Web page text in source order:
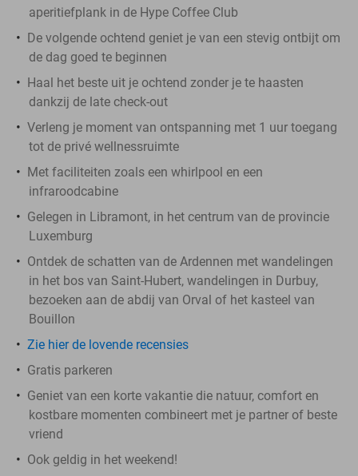
aperitiefplank in de Hype Coffee Club
De volgende ochtend geniet je van een stevig ontbijt om
de dag goed te beginnen
Haal het beste uit je ochtend zonder je te haasten
dankzij de late check-out
Verleng je moment van ontspanning met 1 uur toegang
tot de privé wellnessruimte
Met faciliteiten zoals een whirlpool en een
infraroodcabine
Gelegen in Libramont, in het centrum van de provincie
Luxemburg
Ontdek de schatten van de Ardennen met wandelingen
in het bos van Saint-Hubert, wandelingen in Durbuy,
bezoeken aan de abdij van Orval of het kasteel van
Bouillon
Zie hier de lovende recensies
Gratis parkeren
Geniet van een korte vakantie die natuur, comfort en
kostbare momenten combineert met je partner of beste
vriend
Ook geldig in het weekend!